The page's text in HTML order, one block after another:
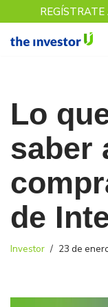
Saltar
Lo
saber
de
Investor 23 de